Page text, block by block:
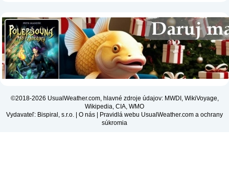
©2018-2026 UsualWeather.com, hlavné zdroje údajov: MWDI, WikiVoyage,
Wikipedia, CIA, WMO
Vydavateľ: Bispiral, s.r.o. | O nás | Pravidlá webu UsualWeather.com a ochrany
súkromia